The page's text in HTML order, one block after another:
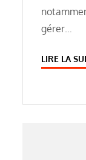
gérer…
LIRE LA